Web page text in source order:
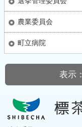
農業委員会
町立病院
表示：